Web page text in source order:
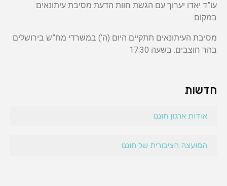
חדשות
אודות ארגון חוננו
המועצה הציבורית של חוננו
עו”ד יאדו יערוך עם הגשת חוות הדעת מסיבת עיתונאים
במקום.
מסיבת העיתונאים תתקיים היום (ה’) במשרדי מח”ש בירושלים
בהר חוצבים. בשעה 17:30